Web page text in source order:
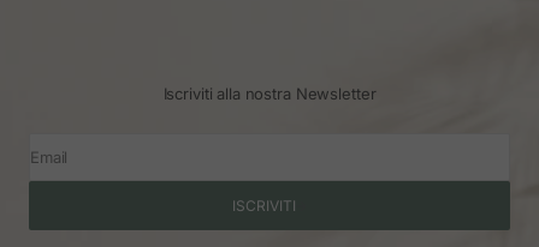
Iscriviti alla nostra Newsletter
Email
ISCRIVITI